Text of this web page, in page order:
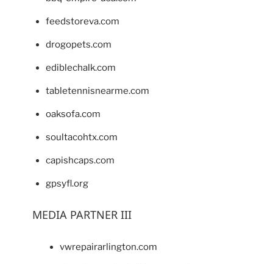
feedstoreva.com
drogopets.com
ediblechalk.com
tabletennisnearme.com
oaksofa.com
soultacohtx.com
capishcaps.com
gpsyfl.org
MEDIA PARTNER III
vwrepairarlington.com